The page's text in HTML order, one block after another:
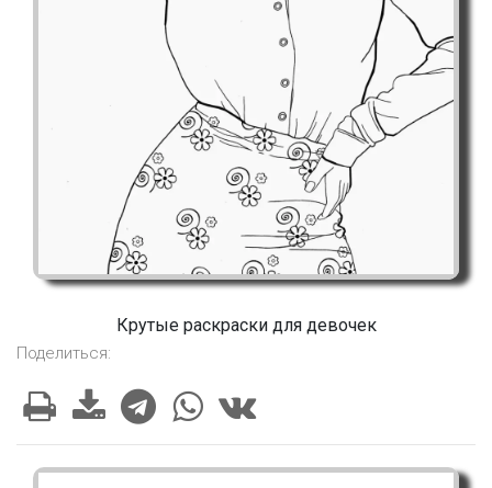
Крутые раскраски для девочек
Поделиться: